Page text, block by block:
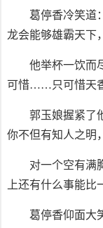
葛停香冷笑道
龙会能够雄霸天下
他举杯一饮而
可惜……只可惜天
郭玉娘握紧了
你不但有知人之明
对一个空有满
上还有什么事能
葛停香仰面大